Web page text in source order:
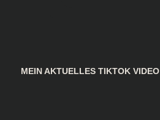
MEIN AKTUELLES TIKTOK VIDEO